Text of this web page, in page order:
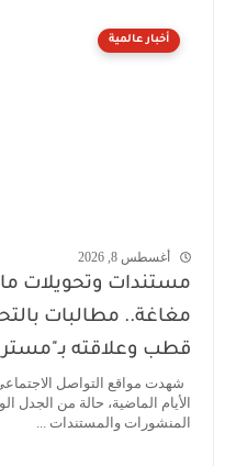
أخبار عالمية
أغسطس 8, 2026
مستندات وتحويلات
مغاغة.. مطالبات
قطب وعلاقته
شهدت مواقع التواصل
الأيام الماضية، حالة من
المنشورات والمستندات ...